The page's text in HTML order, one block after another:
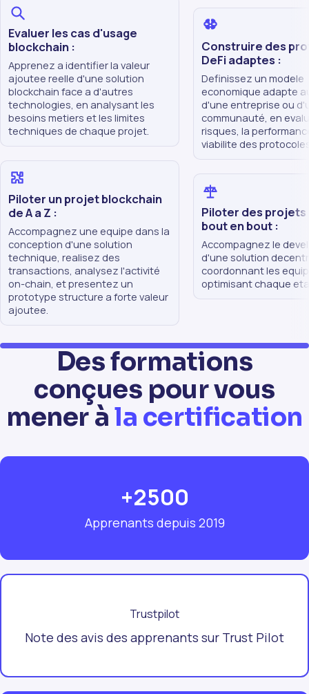
Evaluer les cas d'usage
blockchain :
Apprenez a identifier la valeur
ajoutee reelle d'une solution
blockchain face a d'autres
technologies, en analysant les
besoins metiers et les limites
techniques de chaque projet.
Piloter un projet blockchain
de A a Z :
Accompagnez une equipe dans la
conception d'une solution
technique, realisez des
transactions, analysez l'activité
on-chain, et presentez un
prototype structure a forte valeur
ajoutee.
Construire des
DeFi adaptes :
Definissez un modele
economique adapte
d'une entreprise ou
communauté, en
risques, la
viabilite des
Piloter des projets
bout en bout :
Accompagnez le
d'une solution
coordonnant les
optimisant chaque
Des formations
conçues pour vous
mener àla certification
+2500
Apprenants depuis 2019
Trustpilot
Note des avis des apprenants sur Trust Pilot